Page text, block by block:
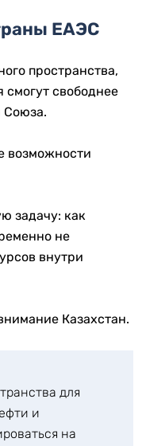
ЕАЭС
пространства,
смогут свободнее
Союза.
возможности
задачу: как
не
внутри
Казахстан.
для
и
на